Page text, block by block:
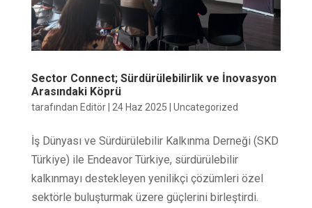
Sector Connect; Sürdürülebilirlik ve İnovasyon
Arasındaki Köprü
tarafından Editör| 24 Haz 2025 Uncategorized
İş Dünyası ve Sürdürülebilir Kalkınma Derneği (SKD
Türkiye) ile Endeavor Türkiye, sürdürülebilir
kalkınmayı destekleyen yenilikçi çözümleri özel
sektörle buluşturmak üzere güçlerini birleştirdi.